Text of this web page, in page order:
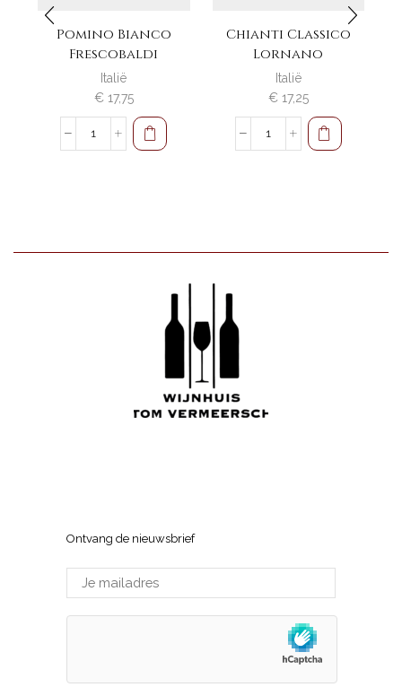
Pomino Bianco
Frescobaldi
Italië
€17,75
Pomino
Chianti Classico
Lornano
Italië
€17,25
Chianti
Ontvang de nieuwsbrief